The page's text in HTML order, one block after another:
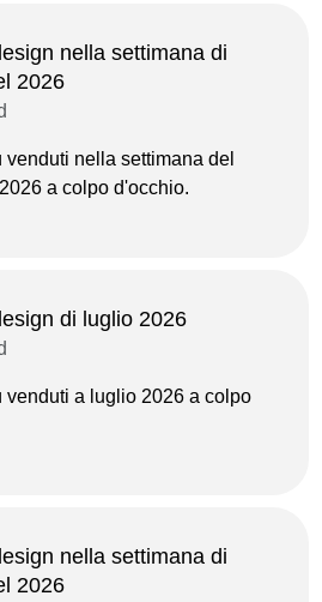
nella settimana di
2026
venduti nella settimana del
a colpo d'occhio.
di luglio 2026
venduti a luglio 2026 a colpo
nella settimana di
2026